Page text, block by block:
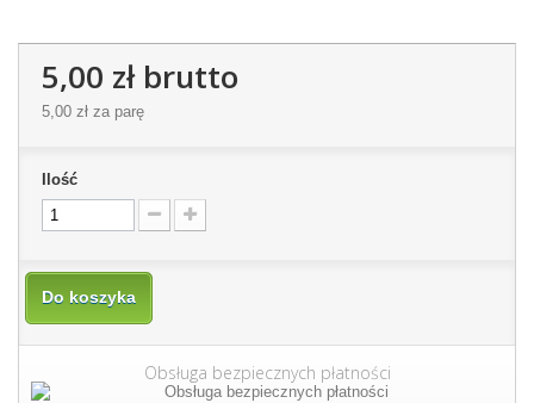
5,00 złbrutto
5,00 zł za parę
Ilość
Do koszyka
Obsługa bezpiecznych płatności